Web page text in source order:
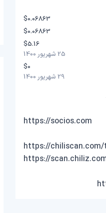
$0.06863
$0.06863
$5.16
25 شهریور 1400
$0
29 شهریور 1400
https://socios.com